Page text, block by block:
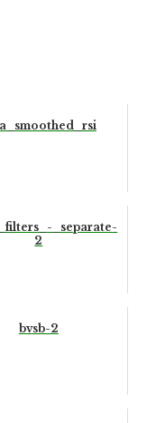
_separate-
2
bvsb-2